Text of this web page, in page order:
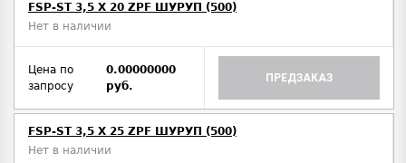
FSP-ST 3,5 X 20 ZPF ШУРУП (500)
Нет в наличии
Цена по
запросу
0.00000000
руб.
ПРЕДЗАКАЗ
FSP-ST 3,5 X 25 ZPF ШУРУП (500)
Нет в наличии